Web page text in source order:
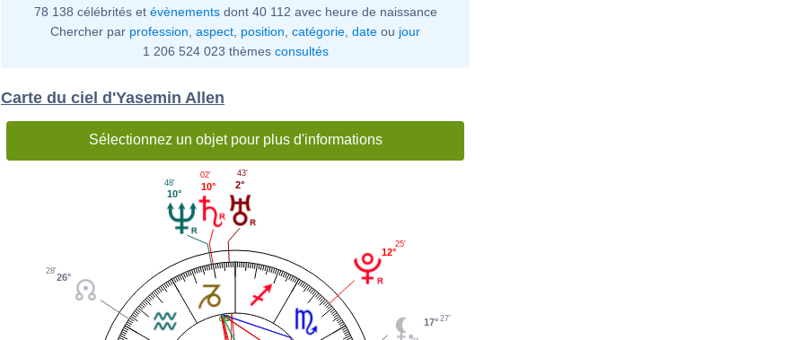
78 138 célébrités et évènementsdont 40 112 avec heure de naissance
Chercher par profession aspect position catégorie date ou jour
1 206 524 023 thèmes consultés
Carte du ciel d'Yasemin Allen
Sélectionnez un objet pour plus d'informations
17° 27'
12°
25'
2°
43'
10°
02'
10°
48'
26°
28'